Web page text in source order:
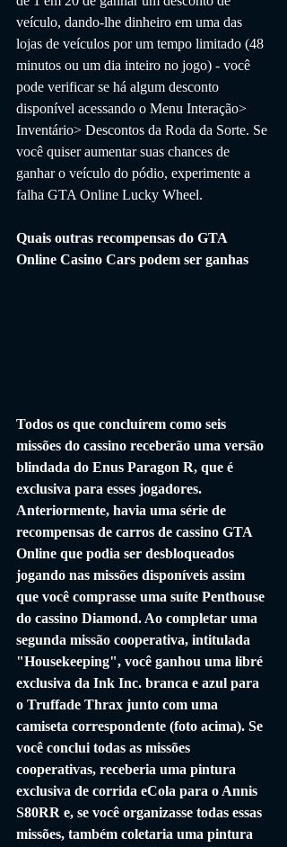
veículo, dando-lhe dinheiro em uma das
lojas de veículos por um tempo limitado (48
minutos ou um dia inteiro no jogo) - você
pode verificar se há algum desconto
disponível acessando o Menu Interação>
Inventário> Descontos da Roda da Sorte. Se
você quiser aumentar suas chances de
ganhar o veículo do pódio, experimente a
falha GTA Online Lucky Wheel.
Quais outras recompensas do GTA
Online Casino Cars podem ser ganhas
Todos os que concluírem como seis
missões do cassino receberão uma versão
blindada do Enus Paragon R, que é
exclusiva para esses jogadores.
Anteriormente, havia uma série de
recompensas de carros de cassino GTA
Online que podia ser desbloqueados
jogando nas missões disponíveis assim
que você comprasse uma suíte Penthouse
do cassino Diamond. Ao completar uma
segunda missão cooperativa, intitulada
"Housekeeping", você ganhou uma libré
exclusiva da Ink Inc. branca e azul para
o Truffade Thrax junto com uma
camiseta correspondente (foto acima). Se
você conclui todas as missões
cooperativas, receberia uma pintura
exclusiva de corrida eCola para o Annis
S80RR e, se você organizasse todas essas
missões, também coletaria uma pintura